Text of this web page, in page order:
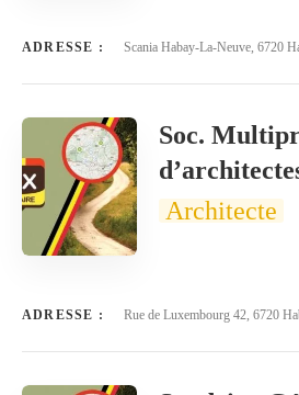
ADRESSE : Scania Habay-La-Neuve, 6720
Soc.
Architecte
ADRESSE : Rue de Luxembourg 42, 6720